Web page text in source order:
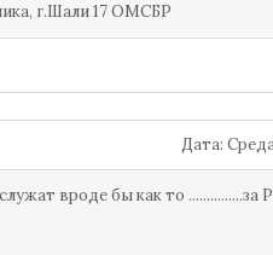
г.Шали 17 ОМСБР
Дата:
вроде бы как то